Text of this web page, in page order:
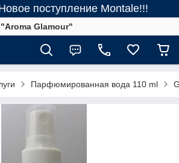
поступление Montale!!!
Glamour"
Парфюмированная вода 110 ml